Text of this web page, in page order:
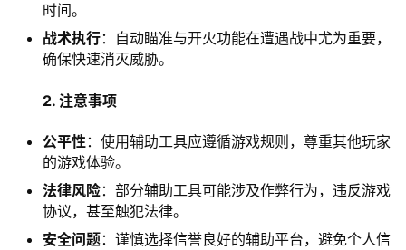
时间。
战术执行：自动瞄准与开火功能在遭遇战中尤为重要，
确保快速消灭威胁。
2. 注意事项
公平性：使用辅助工具应遵循游戏规则，尊重其他玩家
的游戏体验。
法律风险：部分辅助工具可能涉及作弊行为，违反游戏
协议，甚至触犯法律。
安全问题：谨慎选择信誉良好的辅助平台，避免个人信